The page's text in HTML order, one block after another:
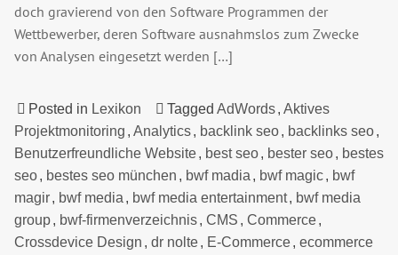
doch gravierend von den Software Programmen der
Wettbewerber, deren Software ausnahmslos zum Zwecke
von Analysen eingesetzt werden […]
Posted in Lexikon Tagged AdWords, Aktives
Projektmonitoring , Analytics, backlink seo, backlinks seo,
Benutzerfreundliche Website, best seo, bester seo, bestes
seo, bestes seo münchen , bwf madia , bwf magic, bwf
magir, bwf media , bwf media entertainment, bwf media
group, bwf-firmenverzeichnis, CMS , Commerce,
Crossdevice Design , dr nolte, E-Commerce, ecommerce